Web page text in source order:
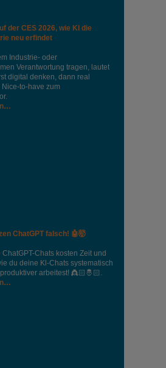
der CES 2026, wie KI die
neu erfindet
Industrie‑ oder
Verantwortung tragen, lautet
digital denken, dann real
zum
ChatGPT falsch! 🤖🤯
Chats kosten Zeit und
du deine Kl-Chats systematisch
arbeitest! 👸🏻🤴🏻.